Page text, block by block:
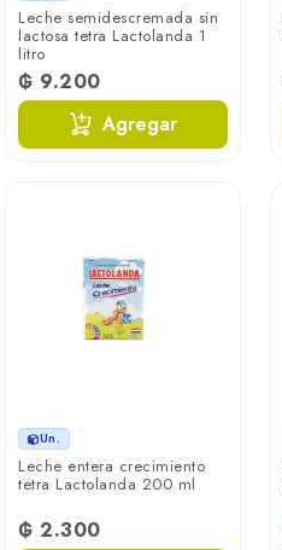
Leche semidescremada sin
lactosa tetra Lactolanda 1
litro
₲ 9.200
Agregar
Un.
Leche entera crecimiento
tetra Lactolanda 200 ml
₲ 2.300